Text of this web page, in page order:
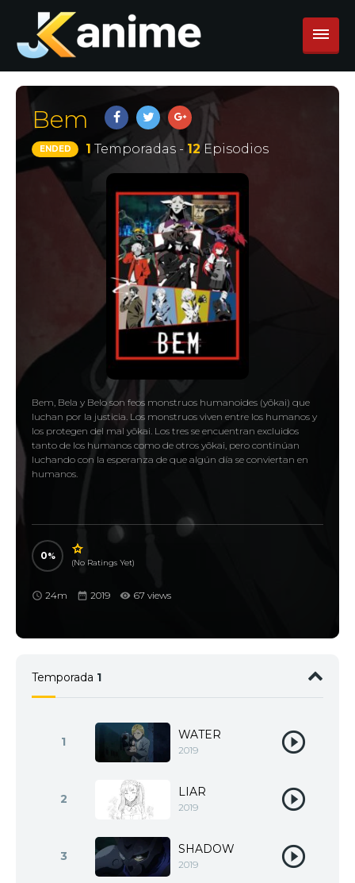
Bem
ENDED 1 Temporadas -12Episodios
Bem, Bela y Belo son feos monstruos humanoides (yōkai) que
luchan por la justicia. Los monstruos viven entre los humanos y
los protegen del mal yōkai. Los tres se encuentran excluidos
tanto de los humanos como de otros yōkai, pero continúan
luchando con la esperanza de que algún día se conviertan en
humanos.
0
(No Ratings Yet)
24m 2019 67 views
Temporada 1
1 WATER
2019
2 LIAR
2019
3 SHADOW
2019